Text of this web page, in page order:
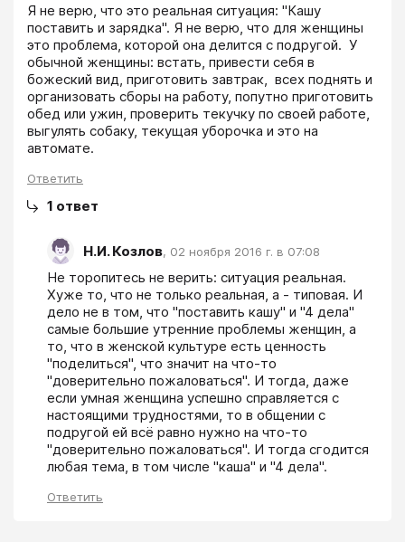
Я не верю, что это реальная ситуация: "Кашу
поставить и зарядка". Я не верю, что для женщины
это проблема, которой она делится с подругой.  У
обычной женщины: встать, привести себя в
божеский вид, приготовить завтрак,  всех поднять и
организовать сборы на работу, попутно приготовить
обед или ужин, проверить текучку по своей работе,
выгулять собаку, текущая уборочка и это на
автомате.
Ответить
1 ответ
Н.И. Козлов, 02 ноября 2016 г. в 07:08
Не торопитесь не верить: ситуация реальная.
Хуже то, что не только реальная, а - типовая. И
дело не в том, что "поставить кашу" и "4 дела"
самые большие утренние проблемы женщин, а
то, что в женской культуре есть ценность
"поделиться", что значит на что-то
"доверительно пожаловаться". И тогда, даже
если умная женщина успешно справляется с
настоящими трудностями, то в общении с
подругой ей всё равно нужно на что-то
"доверительно пожаловаться". И тогда сгодится
любая тема, в том числе "каша" и "4 дела".
Ответить